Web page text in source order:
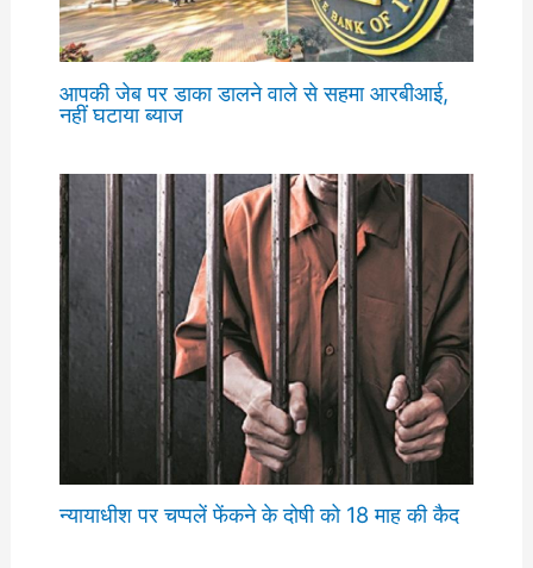
आपकी जेब पर डाका डालने वाले से सहमा आरबीआई,
नहीं घटाया ब्याज
न्यायाधीश पर चप्पलें फेंकने के दोषी को 18 माह की कैद